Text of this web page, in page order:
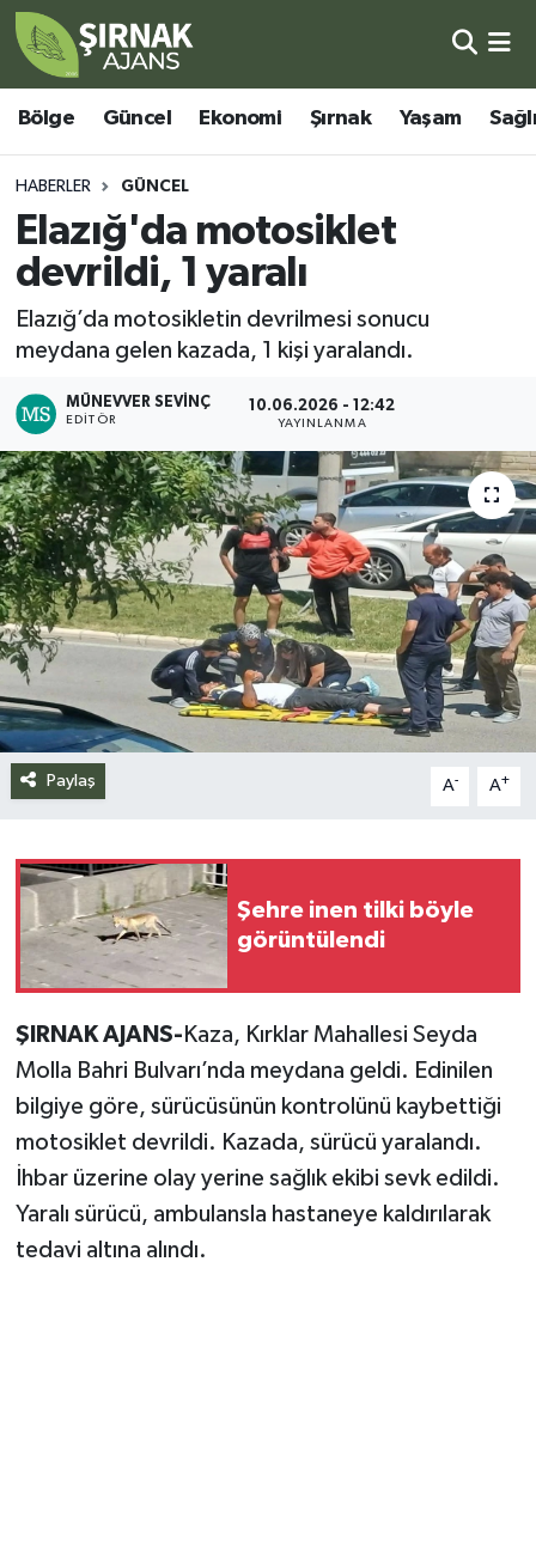
Bölge Güncel Ekonomi Şırnak Yaşam
HABERLER GÜNCEL
Elazığ'da motosiklet
devrildi, 1 yaralı
Elazığ’da motosikletin devrilmesi sonucu
meydana gelen kazada, 1 kişi yaralandı.
MÜNEVVER SEVINÇ
EDITÖR
10.06.2026 - 12:42
YAYINLANMA
Paylaş A- A+
Şehre inen tilki böyle
görüntülendi
ŞIRNAK AJANS- Kaza, Kırklar Mahallesi Seyda
Molla Bahri Bulvarı’nda meydana geldi. Edinilen
bilgiye göre, sürücüsünün kontrolünü kaybettiği
motosiklet devrildi. Kazada, sürücü yaralandı.
İhbar üzerine olay yerine sağlık ekibi sevk edildi.
Yaralı sürücü, ambulansla hastaneye kaldırılarak
tedavi altına alındı.
Bölge
Güncel
Ekonomi
Şırnak
Yaşam
Sağlık
Eğitim
Kültür - Sanat
Siyaset
Spor
Teknoloji
Yazarlar
Şırnak Nöbetçi Eczaneler
Şırnak Hava Durumu
Şirnak Namaz Vakitleri
Şırnak Trafik Yoğunluk Haritası
Süper Lig Puan Durumu ve Fikstür
Tüm Manşetler
Son Dakika Haberleri
Haber Arşivi